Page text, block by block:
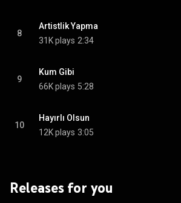
8
Artistlik Yapma
31K plays 2:34
9
Kum Gibi
66K plays 5:28
10
Hayırlı Olsun
12K plays 3:05
Releases for you